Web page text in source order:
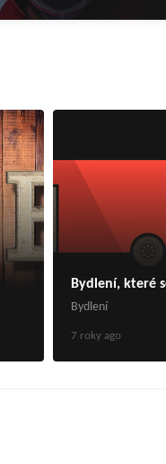
Bydlení, které
Bydlení
7 roky ago